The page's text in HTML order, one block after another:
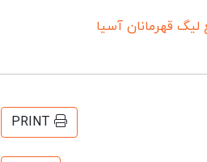
لیگ قهرمانان آسیا
PRINT